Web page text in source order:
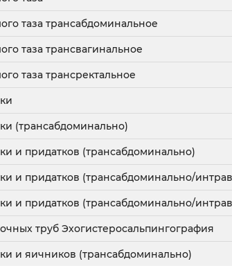
таза трансабдоминальное
таза трансвагинальное
таза трансректальное
(трансабдоминально)
и придатков (трансабдоминально)
и придатков (трансабдоминально/
и придатков (трансабдоминально/
труб Эхогистеросальпингография
и яичников (трансабдоминально)